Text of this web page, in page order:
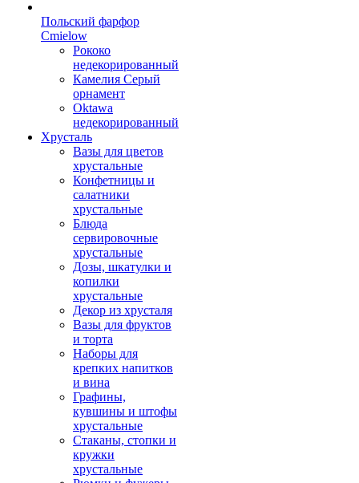
Польский фарфор
Сmielow
Рококо
недекорированный
Камелия Серый
орнамент
Oktawa
недекорированный
Хрусталь
Вазы для цветов
хрустальные
Конфетницы и
салатники
хрустальные
Блюда
сервировочные
хрустальные
Дозы, шкатулки и
копилки
хрустальные
Декор из хрусталя
Вазы для фруктов
и торта
Наборы для
крепких напитков
и вина
Графины,
кувшины и штофы
хрустальные
Стаканы, стопки и
кружки
хрустальные